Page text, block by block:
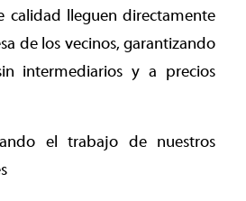
calidad lleguen directamente
de los vecinos, garantizando
intermediarios y a precios
el trabajo de nuestros